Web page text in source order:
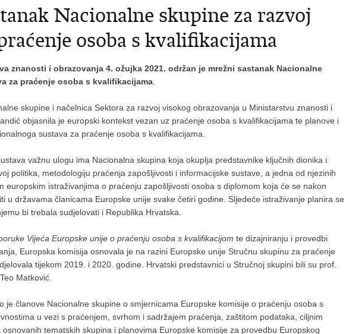
Nacionalne skupine za razvoj
osoba s kvalifikacijama
znanosti i obrazovanja 4. ožujka 2021. održan je mrežni sastanak Nacionalne
za praćenje osoba s kvalifikacijama
skupine i načelnica Sektora za razvoj visokog obrazovanja u Ministarstvu znanosti i
objasnila je europski kontekst vezan uz praćenje osoba s kvalifikacijama te planove i
sustava za praćenje osoba s kvalifikacijama.
važnu ulogu ima Nacionalna skupina koja okuplja predstavnike ključnih dionika i
politika, metodologiju praćenja zapošljivosti i informacijske sustave, a jedna od njezinih
europskim istraživanjima o praćenju zapošljivosti osoba s diplomom koja će se nakon
u državama članicama Europske unije svake četiri godine. Sljedeće istraživanje planira se
bi trebala sudjelovati i Republika Hrvatska.
Vijeća Europske unije o praćenju osoba s kvalifikacijom te dizajniranju i provedbi
Europska komisija osnovala je na razini Europske unije Stručnu skupinu za praćenje
tijekom 2019. i 2020. godine. Hrvatski predstavnici u Stručnoj skupini bili su prof.
Matković.
je članove Nacionalne skupine o smjernicama Europske komisije o praćenju osoba s
u vezi s praćenjem, svrhom i sadržajem praćenja, zaštitom podataka, ciljnim
tematskih skupina i planovima Europske komisije za provedbu Europskog